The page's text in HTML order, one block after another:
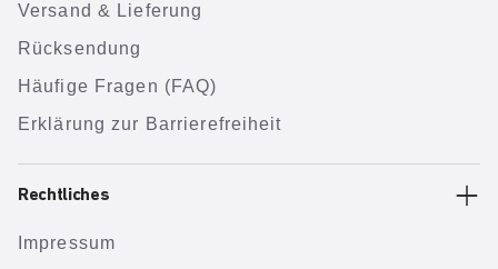
Versand & Lieferung
Rücksendung
Häufige Fragen (FAQ)
Erklärung zur Barrierefreiheit
Rechtliches
Impressum